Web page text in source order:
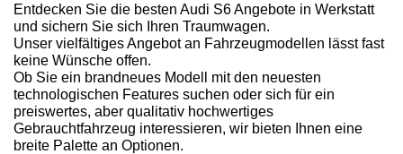
Entdecken Sie die besten Audi S6 Angebote in Werkstatt
und sichern Sie sich Ihren Traumwagen.
Unser vielfältiges Angebot an Fahrzeugmodellen lässt fast
keine Wünsche offen.
Ob Sie ein brandneues Modell mit den neuesten
technologischen Features suchen oder sich für ein
preiswertes, aber qualitativ hochwertiges
Gebrauchtfahrzeug interessieren, wir bieten Ihnen eine
breite Palette an Optionen.